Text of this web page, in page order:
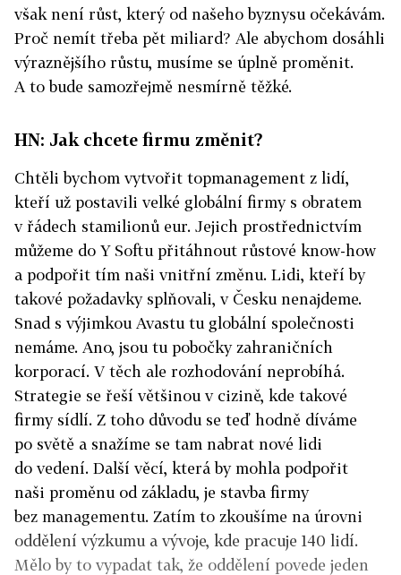
však není růst, který od našeho byznysu očekávám.
Proč nemít třeba pět miliard? Ale abychom dosáhli
výraznějšího růstu, musíme se úplně proměnit.
A to bude samozřejmě nesmírně těžké.
HN: Jak chcete firmu změnit?
Chtěli bychom vytvořit topmanagement z lidí,
kteří už postavili velké globální firmy s obratem
v řádech stamilionů eur. Jejich prostřednictvím
můžeme do Y Softu přitáhnout růstové know-how
a podpořit tím naši vnitřní změnu. Lidi, kteří by
takové požadavky splňovali, v Česku nenajdeme.
Snad s výjimkou Avastu tu globální společnosti
nemáme. Ano, jsou tu pobočky zahraničních
korporací. V těch ale rozhodování neprobíhá.
Strategie se řeší většinou v cizině, kde takové
firmy sídlí. Z toho důvodu se teď hodně díváme
po světě a snažíme se tam nabrat nové lidi
do vedení. Další věcí, která by mohla podpořit
naši proměnu od základu, je stavba firmy
bez managementu. Zatím to zkoušíme na úrovni
oddělení výzkumu a vývoje, kde pracuje 140 lidí.
Mělo by to vypadat tak, že oddělení povede jeden